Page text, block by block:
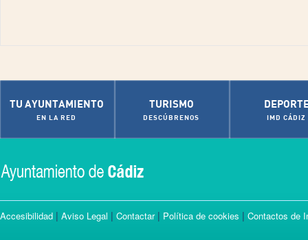
TU AYUNTAMIENTO
EN LA RED
TURISMO
DESCÚBRENOS IMD CÁDIZ
Accesibilidad | Aviso Legal | Contactar| Política de cookies | Contactos de